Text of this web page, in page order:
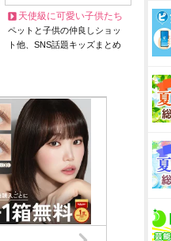
天使級に可愛い子供たち
ペットと子供の仲良しショッ
ト他、SNS話題キッズまとめ